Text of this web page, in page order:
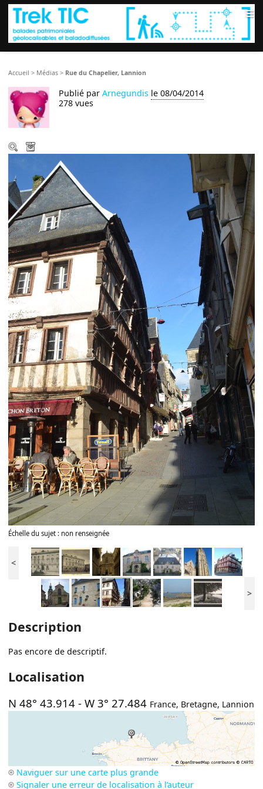
≡
Accueil > Médias > Rue du Chapelier, Lannion
Publié parArnegundis le 08/04/2014
278 vues
Échelle du sujet : non renseignée
<
>
Description
Pas encore de descriptif.
Localisation
N 48° 43.914 -W 3° 27.484 France, Bretagne, Lannion
Naviguer sur une carte plus grande
Signaler une erreur de localisation à l’auteur